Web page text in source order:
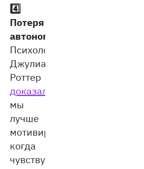
4️⃣
Потеря
автономии.
Психолог
Джулиан
Роттер
доказал
мы
лучше
мотивированы,
когда
чувствуем